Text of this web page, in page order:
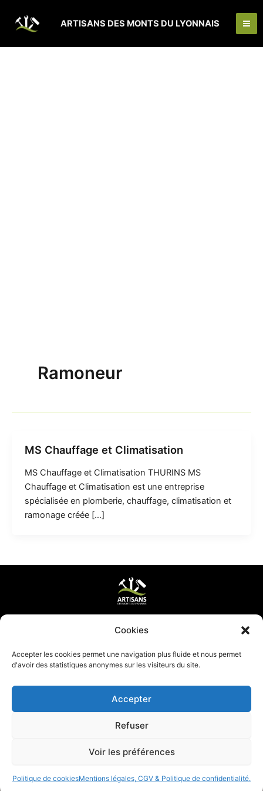
Cookies
Accepter les cookies permet une navigation plus fluide et nous permet
d'avoir des statistiques anonymes sur les visiteurs du site.
Accepter
Refuser
Voir les préférences
Politique de cookiesMentions légales, CGV & Politique de confidentialité.
contenu
ARTISANS DES MONTS DU LYONNAIS
Ramoneur
MS Chauffage et Climatisation
MS Chauffage et Climatisation THURINS MS
Chauffage et Climatisation est une entreprise
spécialisée en plomberie, chauffage, climatisation et
ramonage créée […]